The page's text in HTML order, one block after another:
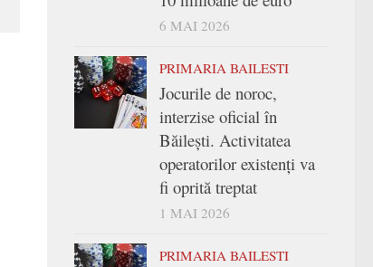
6 MAI 2026
PRIMARIA BAILESTI
Jocurile de noroc,
interzise oficial în
Băilești. Activitatea
operatorilor existenți va
fi oprită treptat
1 MAI 2026
PRIMARIA BAILESTI